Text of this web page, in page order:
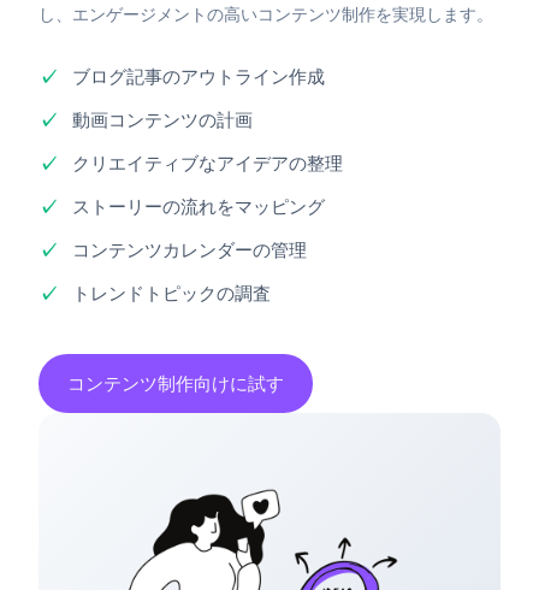
し、エンゲージメントの高いコンテンツ制作を実現します。
ブログ記事のアウトライン作成
動画コンテンツの計画
クリエイティブなアイデアの整理
ストーリーの流れをマッピング
コンテンツカレンダーの管理
トレンドトピックの調査
コンテンツ制作向けに試す